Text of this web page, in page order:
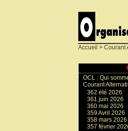
Accueil > Courant
OCL : Qui
Courant
362 été 2026
361 juin 2026
360 mai 2026
359 Avril 2026
358 mars 2026
357 février